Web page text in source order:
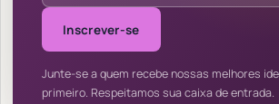
Inscrever-se
Junte-se a quem recebe nossas melhores
primeiro. Respeitamos sua caixa de entrada.